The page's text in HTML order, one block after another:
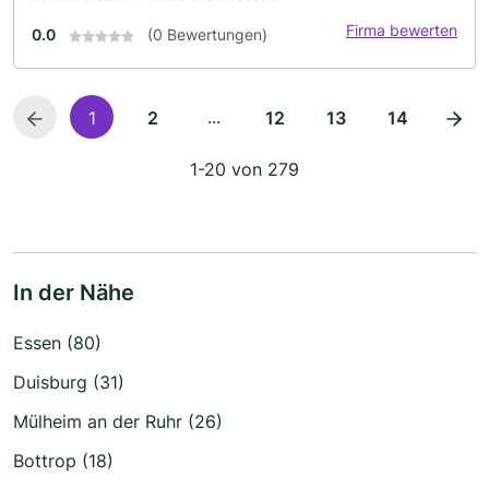
0.0 (0 Bewertungen) Firma bewerten
1 2 ... 12 13 14
1-20 von 279
In der Nähe
Essen (80)
Duisburg (31)
Mülheim an der Ruhr (26)
Bottrop (18)